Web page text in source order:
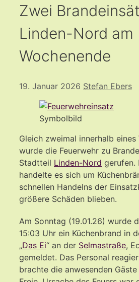
Zwei
Linden-Nord am
Wochenende
19. Januar 2026 Stefan Ebers
Symbolbild
Gleich zweimal innerhalb eines
wurde die Feuerwehr zu
Stadtteil Linden-Nord gerufen.
handelte es sich um
schnellen Handelns der
größere Schäden blieben.
Am Sonntag (19.01.26) wurde
15:03 Uhr ein Küchenbrand in
„Das Ei“ an der Selmastraße,
gemeldet. Das Personal
brachte die anwesenden